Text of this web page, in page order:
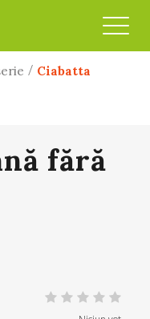
/ Ciabatta
fără